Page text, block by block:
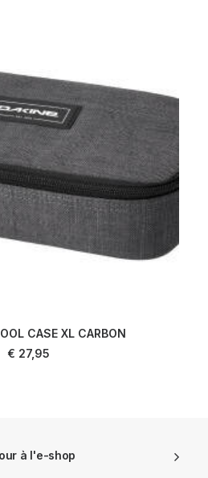
CASE XL CARBON
€ 27,95
à l'e-shop